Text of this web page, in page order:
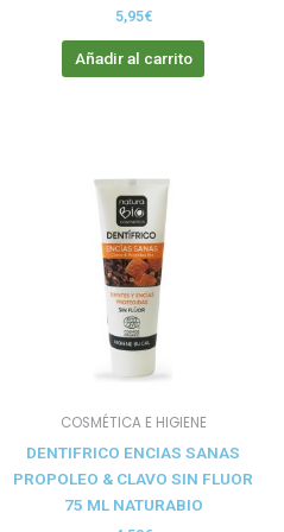
5,95€
Añadir al carrito
COSMÉTICA E HIGIENE
DENTIFRICO ENCIAS SANAS
PROPOLEO & CLAVO SIN FLUOR
75 ML NATURABIO